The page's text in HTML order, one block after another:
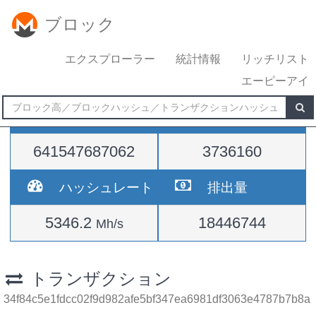
ブロック
エクスプローラー 統計情報
リッチリスト
エーピーアイ
難易度
641547687062
高さ
3736160
ハッシュレート
5346.2 Mh/s
排出量
18446744
トランザクション
34f84c5e1fdcc02f9d982afe5bf347ea6981df3063e4787b7b8a